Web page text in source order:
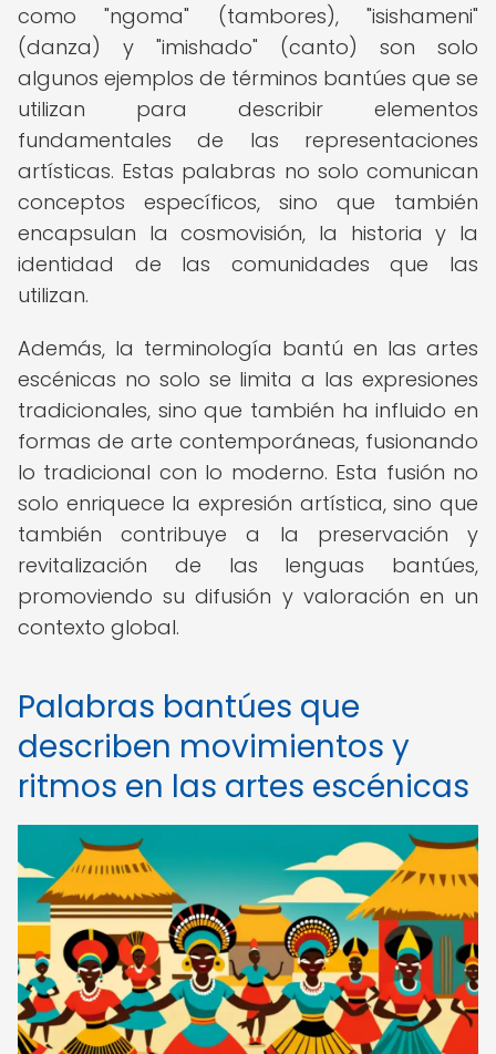
como "ngoma" (tambores), "isishameni"
(danza) y "imishado" (canto) son solo
algunos ejemplos de términos bantúes que se
utilizan para describir elementos
fundamentales de las representaciones
artísticas. Estas palabras no solo comunican
conceptos específicos, sino que también
encapsulan la cosmovisión, la historia y la
identidad de las comunidades que las
utilizan.
Además, la terminología bantú en las artes
escénicas no solo se limita a las expresiones
tradicionales, sino que también ha influido en
formas de arte contemporáneas, fusionando
lo tradicional con lo moderno. Esta fusión no
solo enriquece la expresión artística, sino que
también contribuye a la preservación y
revitalización de las lenguas bantúes,
promoviendo su difusión y valoración en un
contexto global.
Palabras bantúes que
describen movimientos y
ritmos en las artes escénicas